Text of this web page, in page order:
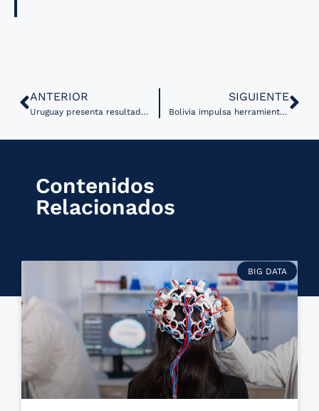
ANTERIOR
Uruguay presenta resultados de prueba piloto de teleasistencia en salud mental
SIGUIENTE
Bolivia impulsa herramientas para la gestión de datos en salud pública y análisis geoespacial
Contenidos
Relacionados
BIG DATA